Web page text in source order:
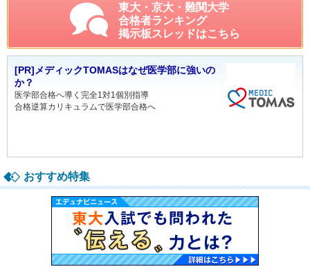
東大・京大・難関大学
合格者ランキング
掲示板スレッドはこちら
[PR]メディックTOMASはなぜ医学部に強いの
か？
医学部合格へ導く完全1対1個別指導
合格逆算カリキュラムで医学部合格へ
おすすめ特集